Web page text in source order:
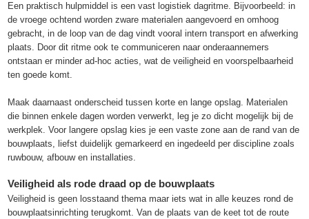
Een praktisch hulpmiddel is een vast logistiek dagritme. Bijvoorbeeld: in
de vroege ochtend worden zware materialen aangevoerd en omhoog
gebracht, in de loop van de dag vindt vooral intern transport en afwerking
plaats. Door dit ritme ook te communiceren naar onderaannemers
ontstaan er minder ad‑hoc acties, wat de veiligheid en voorspelbaarheid
ten goede komt.
Maak daarnaast onderscheid tussen korte en lange opslag. Materialen
die binnen enkele dagen worden verwerkt, leg je zo dicht mogelijk bij de
werkplek. Voor langere opslag kies je een vaste zone aan de rand van de
bouwplaats, liefst duidelijk gemarkeerd en ingedeeld per discipline zoals
ruwbouw, afbouw en installaties.
Veiligheid als rode draad op de bouwplaats
Veiligheid is geen losstaand thema maar iets wat in alle keuzes rond de
bouwplaatsinrichting terugkomt. Van de plaats van de keet tot de route